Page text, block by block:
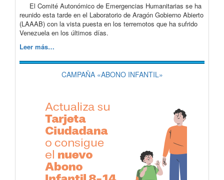
El Comité Autonómico de Emergencias Humanitarias se ha
reunido esta tarde en el Laboratorio de Aragón Gobierno Abierto
(LAAAB) con la vista puesta en los terremotos que ha sufrido
Venezuela en los últimos días.
Leer más…
CAMPAÑA «ABONO INFANTIL»